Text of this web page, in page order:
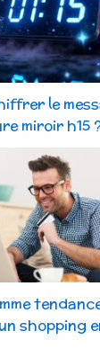
le
miroir h15
shopping